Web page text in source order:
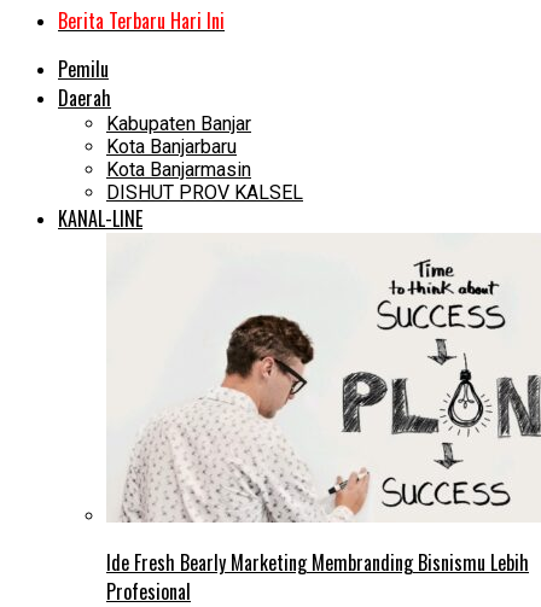
Berita Terbaru Hari Ini
Pemilu
Daerah
Kabupaten Banjar
Kota Banjarbaru
Kota Banjarmasin
DISHUT PROV KALSEL
KANAL-LINE
Ide Fresh Bearly Marketing Membranding Bisnismu Lebih
Profesional